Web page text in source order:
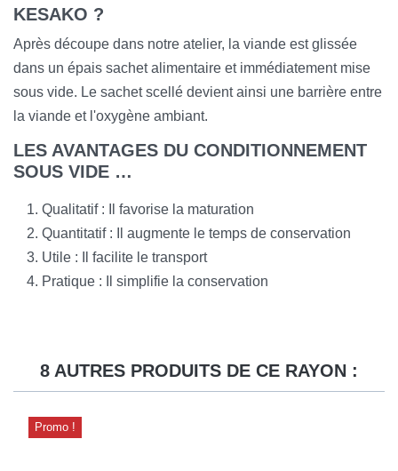
KESAKO ?
Après découpe dans notre atelier, la viande est glissée
dans un épais sachet alimentaire et immédiatement mise
sous vide. Le sachet scellé devient ainsi une barrière entre
la viande et l'oxygène ambiant.
LES AVANTAGES DU CONDITIONNEMENT
SOUS VIDE …
Qualitatif : Il favorise la maturation
Quantitatif : Il augmente le temps de conservation
Utile : Il facilite le transport
Pratique : Il simplifie la conservation
8 AUTRES PRODUITS DE CE RAYON :
Promo !